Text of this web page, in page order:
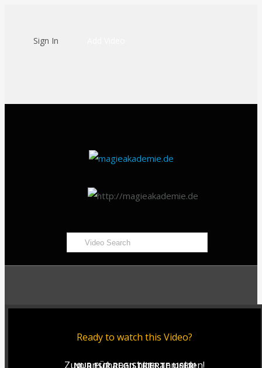
Sign In
Ready to watch this Video?
Zum anschauen bitte anmelden!
NUR FÜR REGISTRIERTE USER!